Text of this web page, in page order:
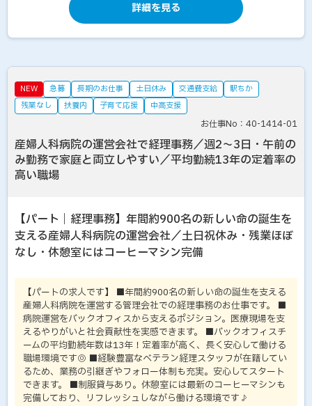
詳細を見る
NEW 急募 長期のお仕事 土日休み 交通費支給
駅ちか
残業なし
扶養内 子育て応援 中高支援
お仕事No：40-1414-01
産婦人科病院の運営会社で経理事務／週2～3日・午前の
み勤務で家庭と両立しやすい／平均勤続13年の定着率の
高い職場
【パート｜経理事務】年間約900名の新しい命の誕生を
支える産婦人科病院の運営会社／土日祝休み・残業ほぼ
なし・休憩室にはコーヒーマシン完備
【パートの求人です】 ■年間約900名の新しい命の誕生を支える
産婦人科病院を運営する管理会社での経理事務のお仕事です。 ■
病院運営をバックオフィスから支えるポジション。医療現場を支
えるやりがいと社会貢献性を実感できます。 ■バックオフィスチ
ームの平均勤続年数は13年！定着率が高く、長く安心して働ける
職場環境です◎ ■経験豊富なベテラン経理スタッフが在籍してい
るため、業務の引継ぎやフォロー体制も充実。安心してスタート
できます。 ■制服貸与あり。休憩室には最新のコーヒーマシンも
完備しており、リフレッシュしながら働ける環境です♪